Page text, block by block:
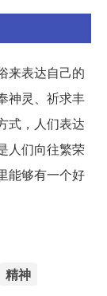
来表达自己的
神灵、祈求丰
式，人们表达
人们向往繁荣
能够有一个好
精神